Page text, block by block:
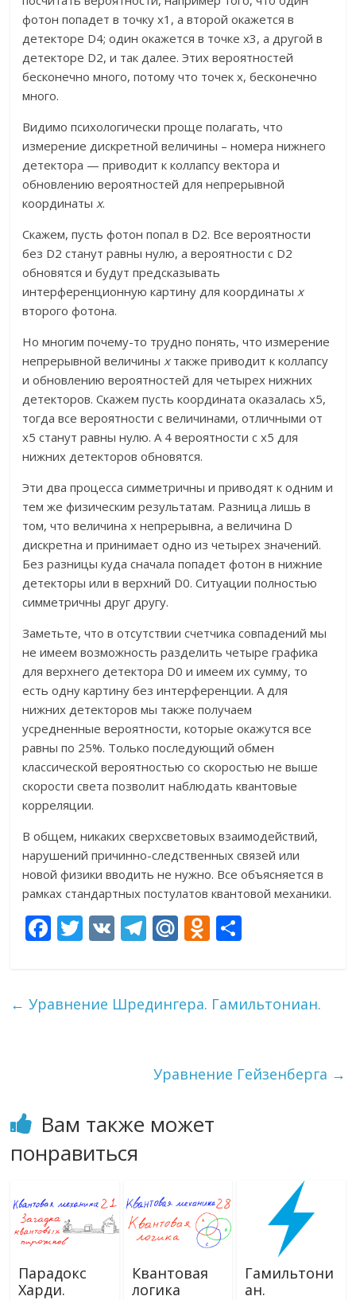
фотон попадет в точку x1, а второй окажется в
детекторе D4; один окажется в точке х3, а другой в
детекторе D2, и так далее. Этих вероятностей
бесконечно много, потому что точек x, бесконечно
много.
Видимо психологически проще полагать, что
измерение дискретной величины – номера нижнего
детектора — приводит к коллапсу вектора и
обновлению вероятностей для непрерывной
координатыx.
Скажем, пусть фотон попал в D2. Все вероятности
без D2 станут равны нулю, а вероятности с D2
обновятся и будут предсказывать
интерференционную картину для координатыx
второго фотона.
Но многим почему-то трудно понять, что измерение
непрерывной величиныxтакже приводит к коллапсу
и обновлению вероятностей для четырех нижних
детекторов. Скажем пусть координата оказалась x5,
тогда все вероятности с величинами, отличными от
x5 станут равны нулю. А 4 вероятности с x5 для
нижних детекторов обновятся.
Эти два процесса симметричны и приводят к одним и
тем же физическим результатам. Разница лишь в
том, что величина x непрерывна, а величина D
дискретна и принимает одно из четырех значений.
Без разницы куда сначала попадет фотон в нижние
детекторы или в верхний D0. Ситуации полностью
симметричны друг другу.
Заметьте, что в отсутствии счетчика совпадений мы
не имеем возможность разделить четыре графика
для верхнего детектора D0 и имеем их сумму, то
есть одну картину без интерференции. А для
нижних детекторов мы также получаем
усредненные вероятности, которые окажутся все
равны по 25%. Только последующий обмен
классической вероятностью со скоростью не выше
скорости света позволит наблюдать квантовые
корреляции.
В общем, никаких сверхсветовых взаимодействий,
нарушений причинно-следственных связей или
новой физики вводить не нужно. Все объясняется в
рамках стандартных постулатов квантовой механики.
F
b
T
er
V T
gr
M
R
O
o
s
ki
р
и
← Уравнение Шредингера. Гамильтониан.
Уравнение Гейзенберга →
Вам также может
понравиться
Парадокс
Харди.
Квантовая
логика
Гамильтони
ан.